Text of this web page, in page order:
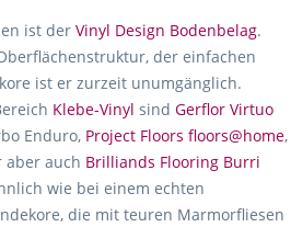
ist der Vinyl Design Bodenbelag.
der einfachen
ist er zurzeit unumgänglich.
Klebe-Vinyl sind Gerflor Virtuo
Enduro, Project Floors floors@home,
aber auch Brilliands Flooring Burri
wie bei einem echten
die mit teuren Marmorfliesen